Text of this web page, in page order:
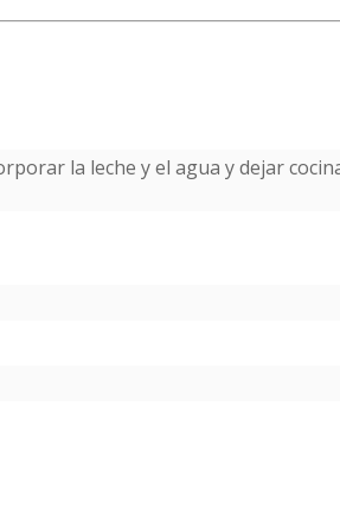
la leche y el agua y dejar